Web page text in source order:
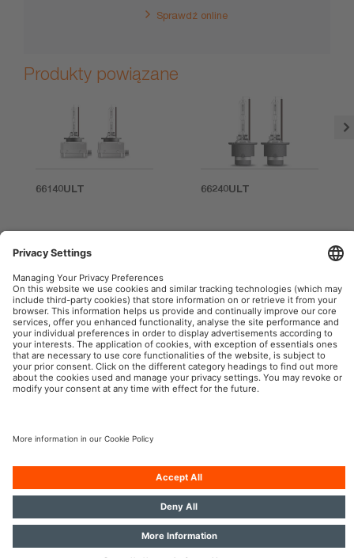
Sprawdź online
Produkty powiązane
66140ULT 66240ULT
OSRAM AutoMoto w mediach społecznościowych
Informacje firmowe
Warunki użytkowania
Warunki sprzedaży
Polityka prywatności
Polityka plików cookies
Polityka dotycząca sztucznej
Kontakt
© 2026, OSRAM GmbH. Wszelkie prawa zastrzeżone.